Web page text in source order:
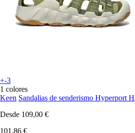
+-3
1 colores
Keen Sandalias de senderismo Hyperport
Desde 109,00 €
101,86 €